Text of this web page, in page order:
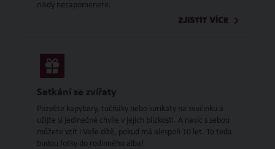
nikdy nezapomenete.
ZJISTIT VÍCE
Setkání se zvířaty
Pozvěte kapybary, tučňáky nebo surikaty na svačinku a
užijte si jedinečné chvíle v jejich blízkosti. A navíc s sebou
můžete vzít i Vaše dítě, pokud má alespoň 10 let. To teda
budou fotky do rodinného alba!